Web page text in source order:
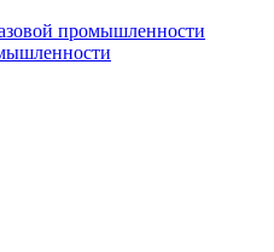
промышленности